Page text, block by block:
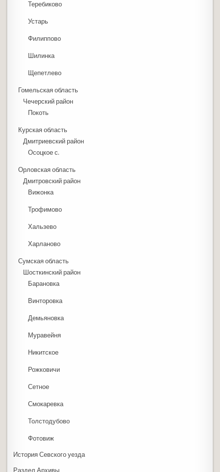
Теребиково
Устарь
Филиппово
Шилинка
Щепетлево
Гомельская область
Чечерский район
Покоть
Курская область
Дмитриевский район
Осоцкое с.
Орловская область
Дмитровский район
Вижонка
Трофимово
Хальзево
Харланово
Сумская область
Шосткинский район
Барановка
Винторовка
Демьяновка
Муравейня
Никитское
Рожковичи
Сетное
Смокаревка
Толстодубово
Фотовиж
История Севского уезда
Раздел Архивы